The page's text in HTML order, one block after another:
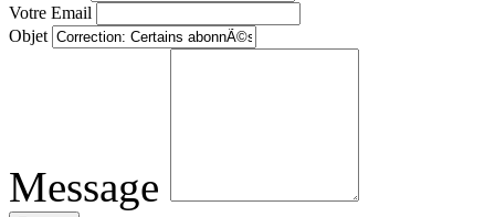
Votre Email
Objet
Message